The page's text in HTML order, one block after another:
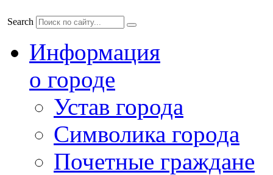
Search
Информация
о городе
Устав города
Символика города
Почетные граждане